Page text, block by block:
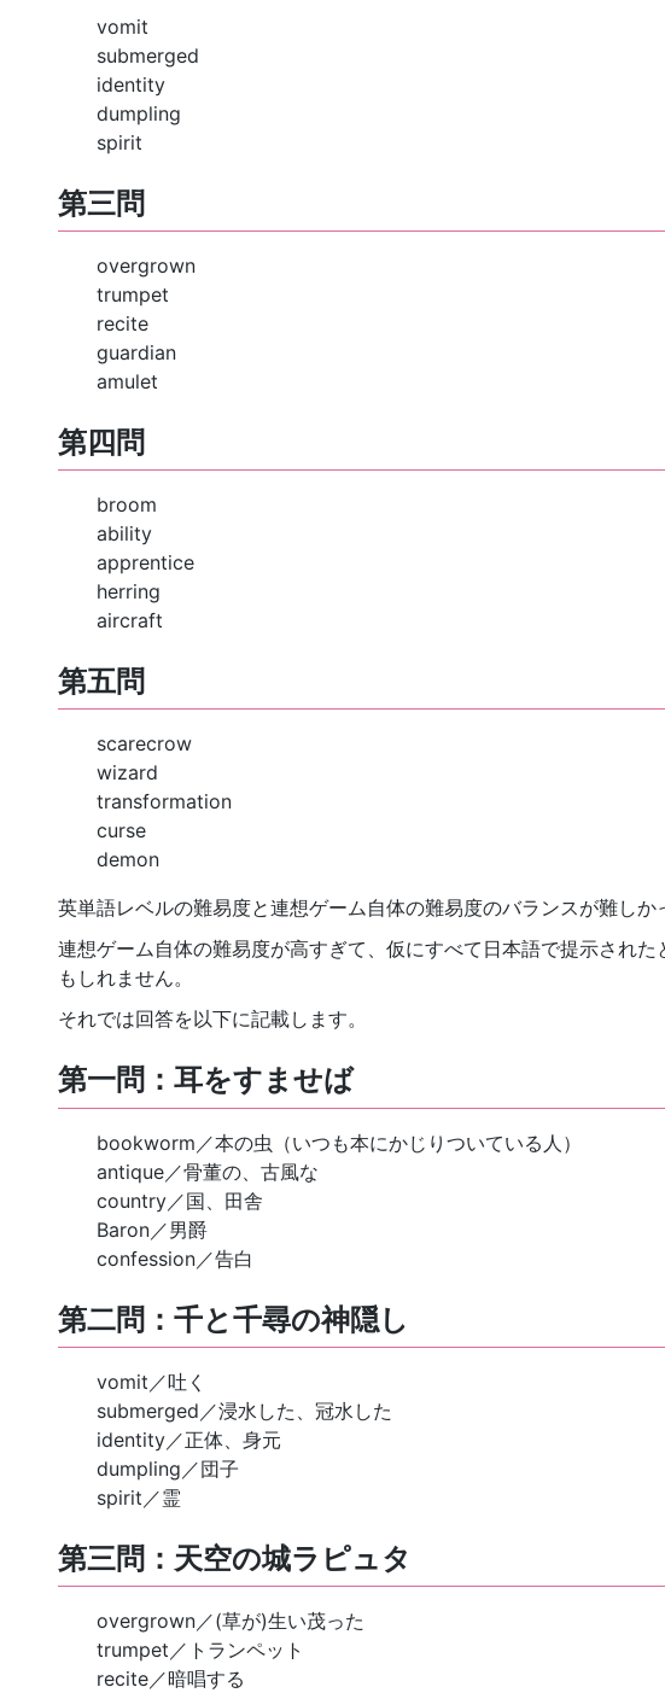
vomit
submerged
identity
dumpling
spirit
第三問
overgrown
trumpet
recite
guardian
amulet
第四問
broom
ability
apprentice
herring
aircraft
第五問
scarecrow
wizard
transformation
curse
demon
英単語レベルの難易度と連想ゲーム自体の難易度のバランスが難しか
連想ゲーム自体の難易度が高すぎて、仮にすべて日本語で提示され
もしれません。
それでは回答を以下に記載します。
第一問：耳をすませば
bookworm／本の虫（いつも本にかじりついている人）
antique／骨董の、古風な
country／国、田舎
Baron／男爵
confession／告白
第二問：千と千尋の神隠し
vomit／吐く
submerged／浸水した、冠水した
identity／正体、身元
dumpling／団子
spirit／霊
第三問：天空の城ラピュタ
overgrown／(草が)生い茂った
trumpet／トランペット
recite／暗唱する